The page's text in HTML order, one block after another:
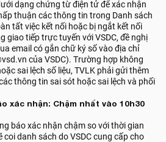
dạng chứng từ điện tử để xác nhận
thuận các thông tin trong Danh sách
tất việc kết nối hoặc bị ngắt kết nối
giao tiếp trực tuyến với VSDC, đề nghị
email có gắn chữ ký số vào địa chỉ
của VSDC). Trường hợp không
sai lệch số liệu, TVLK phải gửi thêm
thông tin sai sót hoặc sai lệch và phối
xác nhận: Chậm nhất vào 10h30
báo xác nhận chậm so với thời gian
coi danh sách do VSDC cung cấp cho